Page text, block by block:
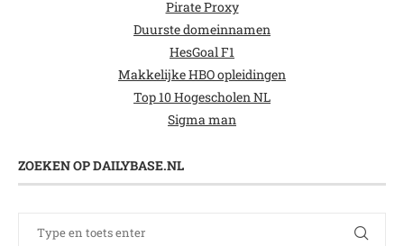
Pirate Proxy
Duurste domeinnamen
HesGoal F1
Makkelijke HBO opleidingen
Top 10 Hogescholen NL
Sigma man
ZOEKEN OP DAILYBASE.NL